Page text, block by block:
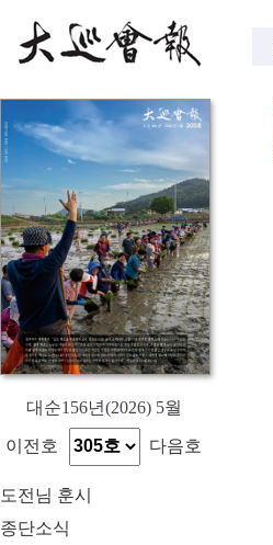
대순156년(2026) 5월
이전호 다음호
도전님 훈시
종단소식